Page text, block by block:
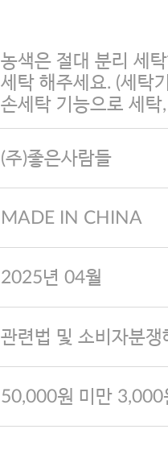
농색은 절대 분리 세
세탁 해주세요. (세탁
손세탁 기능으로 세탁
(주)좋은사람들
MADE IN CHINA
2025년 04월
관련법 및 소비자분
50,000원 미만 3,000